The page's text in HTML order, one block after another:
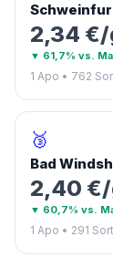
2,34
▼ 61,7% vs.
1 Apo • 762
🥉
Bad
2,40
▼ 60,7% vs.
1 Apo • 291